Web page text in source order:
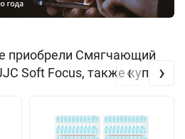
приобрели Смягчающий
Soft Focus, также купили
‹ ›